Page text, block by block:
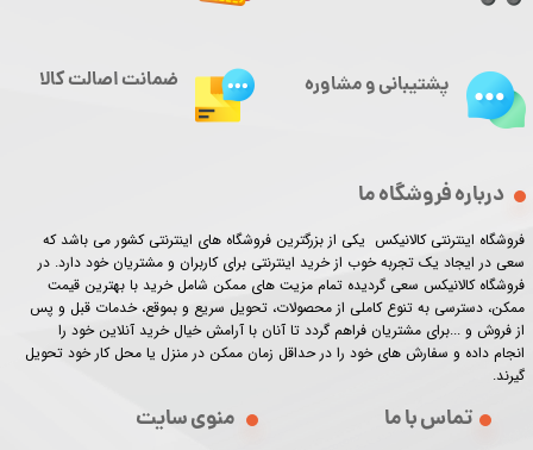
درباره فروشگاه ما
فروشگاه اینترنتی کالانیکس یکی از بزرگترین فروشگاه های اینترنتی کشور می باشد که
سعی در ایجاد یک تجربه خوب از خرید اینترنتی برای کاربران و مشتریان خود دارد. در
فروشگاه کالانیکس سعی گردیده تمام مزیت های ممکن شامل خرید با بهترین قیمت
ممکن، دسترسی به تنوع کاملی از محصولات، تحویل سریع و بموقع، خدمات قبل و پس
از فروش و ...برای مشتریان فراهم گردد تا آنان با آرامش خیال خرید آنلاین خود را
انجام داده و سفارش های خود را در حداقل زمان ممکن در منزل یا محل کار خود تحویل
گیرند.​​​​​​​
منوی سایت تماس با ما
پشتیبانی و مشاوره ضمانت اصالت کالا